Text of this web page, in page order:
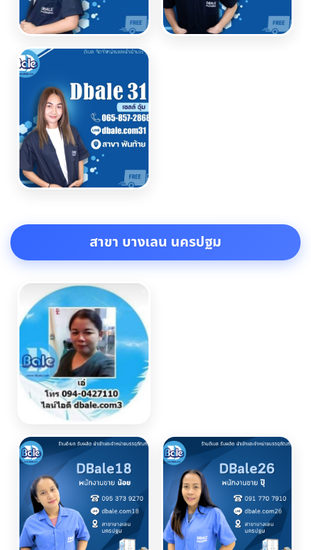
สาขา บางเลน นครปฐม